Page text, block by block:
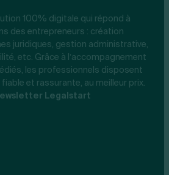
100% digitale qui répond à
des entrepreneurs : création
juridiques, gestion administrative,
etc. Grâce à l’accompagnement
les professionnels disposent
et rassurante, au meilleur prix.
Legalstart